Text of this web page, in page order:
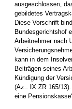
ausgeschlossen,
gebildetes
Diese Vorschrift
Bundesgerichtshof
Arbeitnehmer nach
kann in dem
Beiträgen seines
Kündigung der
(Az.: IX ZR 165/
eine